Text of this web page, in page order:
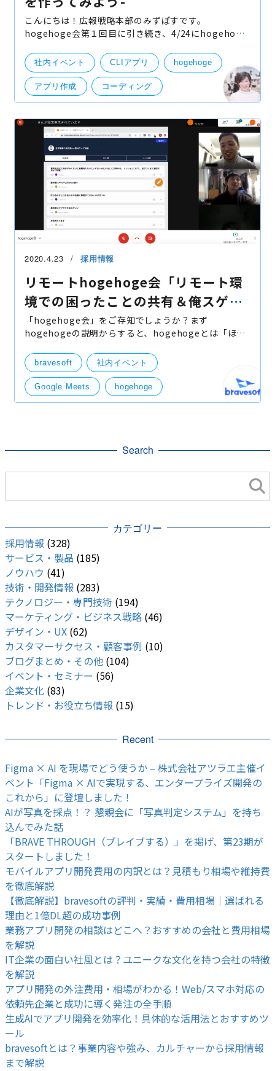
こんにちは！広報戦略本部のみずぽすです。
hogehoge会第１回目に引き続き、4/24にhogehoge
気に技術寄りなテーマとなりました。その様子をレポ
ートしていきたいと
社内イベント CLIアプリ hogehoge
アプリ作成 コーディング
2020.4.23 採用情報
リモートhogehoge会「リモート環
境での困ったことの共有＆俺スゲー
環境自慢」
「hogehoge会」をご存知でしょうか？まず
hogehogeの説明からすると、hogehogeとは「ほげ
データに使われる無意味な文字列ですが、エンジニア
が暫定的・一時的に使用
bravesoft 社内イベント
Google Meets hogehoge
Search
カテゴリー
採用情報 (328)
サービス・製品 (185)
ノウハウ (41)
技術・開発情報 (283)
テクノロジー・専門技術 (194)
マーケティング・ビジネス戦略 (46)
デザイン・UX (62)
カスタマーサクセス・顧客事例 (10)
ブログまとめ・その他 (104)
イベント・セミナー (56)
企業文化 (83)
トレンド・お役立ち情報 (15)
Recent
Figma × AI を現場でどう使うか – 株式会社アツラエ主催イ
ベント「Figma × AIで実現する、エンタープライズ開発の
これから」に登壇しました！
AIが写真を採点！？ 懇親会に「写真判定システム」を持ち
込んでみた話
「BRAVE THROUGH（ブレイブする）」を掲げ、第23期が
スタートしました！
モバイルアプリ開発費用の内訳とは？見積もり相場や維持費
を徹底解説
【徹底解説】bravesoftの評判・実績・費用相場｜選ばれる
理由と1億DL超の成功事例
業務アプリ開発の相談はどこへ？おすすめの会社と費用相場
を解説
IT企業の面白い社風とは？ユニークな文化を持つ会社の特徴
を解説
アプリ開発の外注費用・相場がわかる！Web/スマホ対応の
依頼先企業と成功に導く発注の全手順
生成AIでアプリ開発を効率化！具体的な活用法とおすすめツ
ール
bravesoftとは？事業内容や強み、カルチャーから採用情報
まで解説